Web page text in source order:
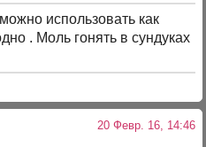
использовать как
. Моль гонять в сундуках
20 Февр. 16, 14:46